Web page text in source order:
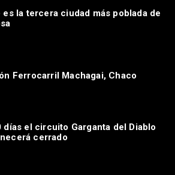
es la tercera ciudad más poblada de
Ferrocarril Machagai, Chaco
días el circuito Garganta del Diablo
cerrado